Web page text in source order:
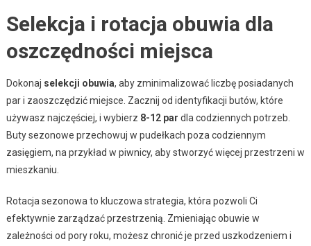
Selekcja i rotacja obuwia dla
oszczędności miejsca
Dokonaj selekcji obuwia, aby zminimalizować liczbę posiadanych
par i zaoszczędzić miejsce. Zacznij od identyfikacji butów, które
używasz najczęściej, i wybierz 8-12 par dla codziennych potrzeb.
Buty sezonowe przechowuj w pudełkach poza codziennym
zasięgiem, na przykład w piwnicy, aby stworzyć więcej przestrzeni w
mieszkaniu.
Rotacja sezonowa to kluczowa strategia, która pozwoli Ci
efektywnie zarządzać przestrzenią. Zmieniając obuwie w
zależności od pory roku, możesz chronić je przed uszkodzeniem i